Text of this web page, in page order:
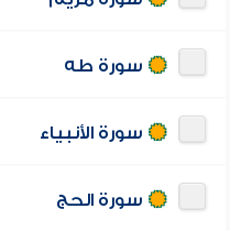
سورة طه
سورة الأنبياء
سورة الحج